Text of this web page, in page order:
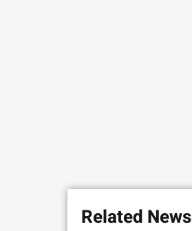
Related News